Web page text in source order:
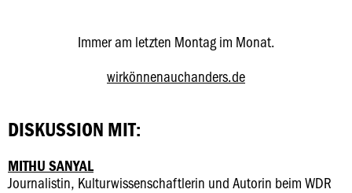
Immer am letzten Montag im Monat.
wirkönnenauchanders.de
DISKUSSION MIT:
MITHU SANYAL
Journalistin, Kulturwissenschaftlerin und Autorin beim WDR